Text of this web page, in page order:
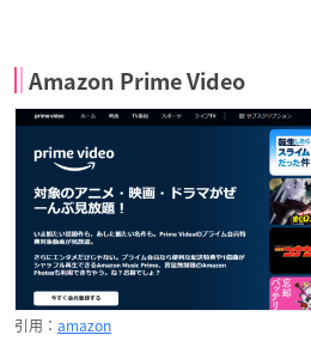
Amazon Prime Video
引用： amazon